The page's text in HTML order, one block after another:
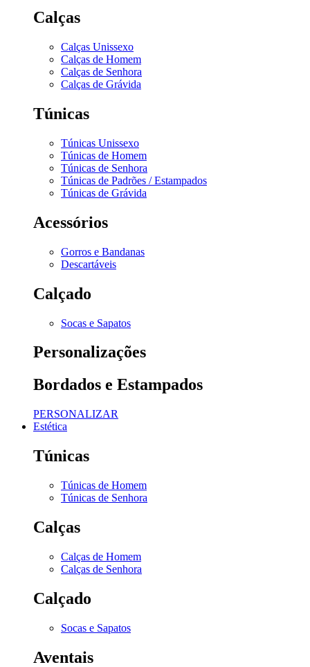
Calças
Calças Unissexo
Calças de Homem
Calças de Senhora
Calças de Grávida
Túnicas
Túnicas Unissexo
Túnicas de Homem
Túnicas de Senhora
Túnicas de Padrões / Estampados
Túnicas de Grávida
Acessórios
Gorros e Bandanas
Descartáveis
Calçado
Socas e Sapatos
Personalizações
Bordados e Estampados
PERSONALIZAR
Estética
Túnicas
Túnicas de Homem
Túnicas de Senhora
Calças
Calças de Homem
Calças de Senhora
Calçado
Socas e Sapatos
Aventais